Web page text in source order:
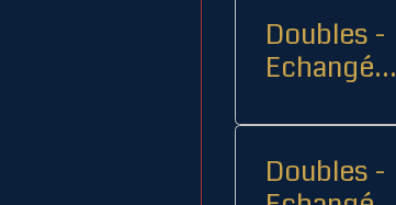
Doubles -
Echangés 1
Doubles -